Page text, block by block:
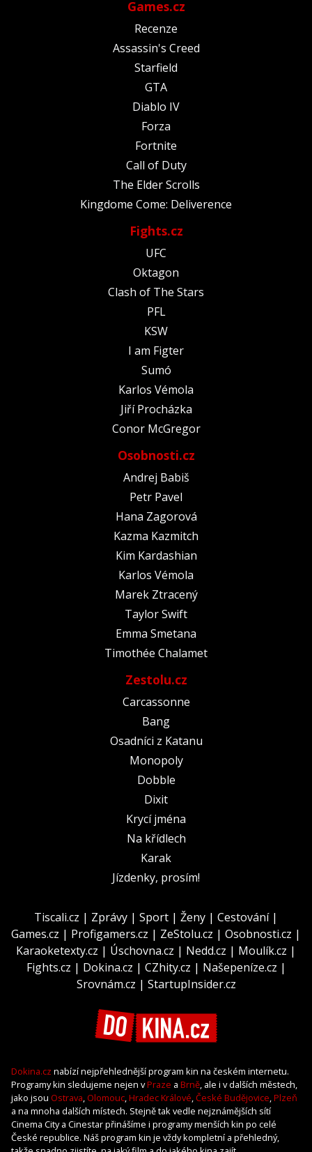
Games.cz
Recenze
Assassin's Creed
Starfield
GTA
Diablo IV
Forza
Fortnite
Call of Duty
The Elder Scrolls
Kingdome Come: Deliverence
Fights.cz
UFC
Oktagon
Clash of The Stars
PFL
KSW
I am Figter
Sumó
Karlos Vémola
Jiří Procházka
Conor McGregor
Osobnosti.cz
Andrej Babiš
Petr Pavel
Hana Zagorová
Kazma Kazmitch
Kim Kardashian
Karlos Vémola
Marek Ztracený
Taylor Swift
Emma Smetana
Timothée Chalamet
Zestolu.cz
Carcassonne
Bang
Osadníci z Katanu
Monopoly
Dobble
Dixit
Krycí jména
Na křídlech
Karak
Jízdenky, prosím!
Tiscali.cz | Zprávy | Sport | Ženy | Cestování|
Games.cz | Profigamers.cz | ZeStolu.cz | Osobnosti.cz |
Karaoketexty.cz | Úschovna.cz | Nedd.cz | Moulík.cz |
Fights.cz | Dokina.cz | CZhity.cz | Našepeníze.cz |
Srovnám.cz | StartupInsider.cz
Dokina.cz nabízí nejpřehlednější program kin na českém internetu.
Programy kin sledujeme nejen vPraze a Brně, ale i v dalších městech,
jako jsou Ostrava, Olomouc,Hradec Králové,České Budějovice,Plzeň
a na mnoha dalších místech. Stejně tak vedle nejznámějších sítí
Cinema City a Cinestar přinášíme i programy menších kin po celé
České republice. Náš program kin je vždy kompletní a přehledný,